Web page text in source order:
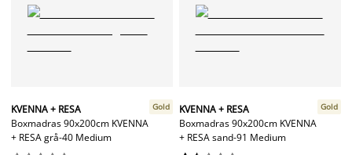
KVENNA + RESA
Boxmadras 90x200cm KVENNA
+ RESA grå-40 Medium
Gold
KVENNA + RESA
Boxmadras 90x200cm KVENNA
+ RESA sand-91 Medium
Gold